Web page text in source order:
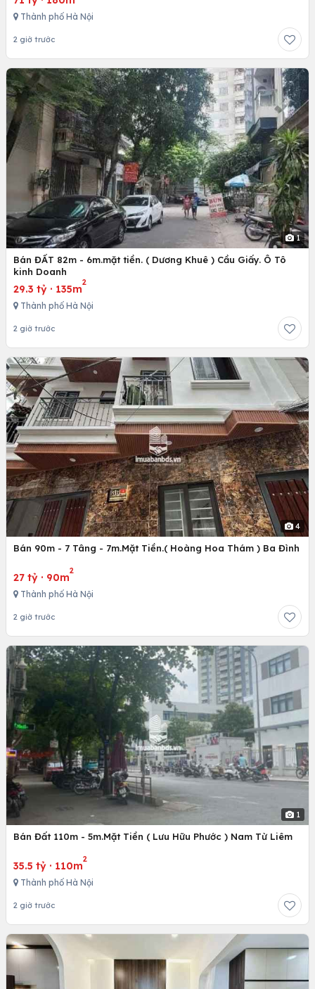
Thành phố Hà Nội
2 giờ trước
1
Bán ĐẤT 82m - 6m.mặt tiền. ( Dương Khuê ) Cầu Giấy. Ô Tô
kinh Doanh
29.3 tỷ · 135m
2
Thành phố Hà Nội
2 giờ trước
4
Bán 90m - 7 Tâng - 7m.Mặt Tiền.( Hoàng Hoa Thám ) Ba Đình
27 tỷ · 90m
2
Thành phố Hà Nội
2 giờ trước
1
Bán Đất 110m - 5m.Mặt Tiền ( Lưu Hữu Phước ) Nam Từ Liêm
35.5 tỷ · 110m
2
Thành phố Hà Nội
2 giờ trước